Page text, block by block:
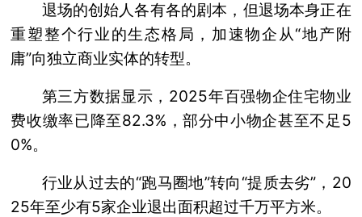
退场的创始人各有各的剧本，但退场本身正在
重塑整个行业的生态格局，加速物企从“地产附
庸”向独立商业实体的转型。
第三方数据显示，2025年百强物企住宅物业
费收缴率已降至82.3%，部分中小物企甚至不足5
0%。
行业从过去的“跑马圈地”转向“提质去劣”，20
25年至少有5家企业退出面积超过千万平方米。